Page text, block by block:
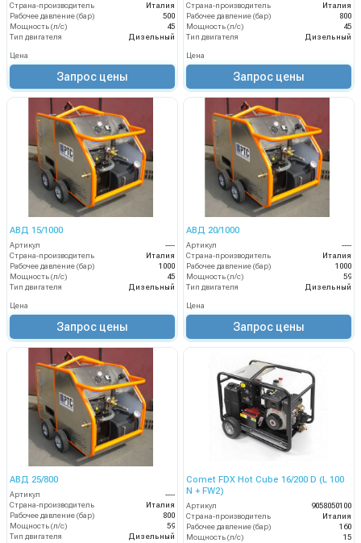
Страна-производитель
Италия
Рабочее давление (бар)
500
Мощность (л/с)
45
Тип двигателя
Дизельный
Цена
Запрос цены
Страна-производитель
Италия
Рабочее давление (бар)
800
Мощность (л/с)
45
Тип двигателя
Дизельный
Цена
Запрос цены
АВД 15/1000
Артикул
----
Страна-производитель
Италия
Рабочее давление (бар)
1000
Мощность (л/с)
45
Тип двигателя
Дизельный
Цена
Запрос цены
АВД 20/1000
Артикул
----
Страна-производитель
Италия
Рабочее давление (бар)
1000
Мощность (л/с)
59
Тип двигателя
Дизельный
Цена
Запрос цены
АВД 25/800
Артикул
----
Страна-производитель
Италия
Рабочее давление (бар)
800
Мощность (л/с)
59
Тип двигателя
Дизельный
Comet FDX Hot Cube 16/200 D (L 100
N + FW2)
Артикул
9058050100
Страна-производитель
Италия
Рабочее давление (бар)
160
Мощность (л/с)
15